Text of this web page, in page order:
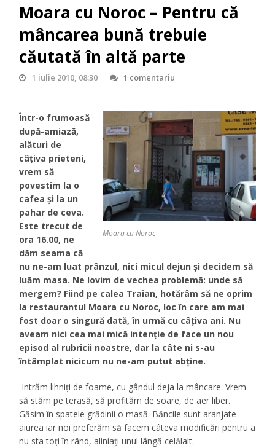
Moara cu Noroc – Pentru că
mâncarea bună trebuie
căutată în altă parte
1 iulie 2010, 08:30 1 comentariu
Moara cu Noroc
Într-o frumoasă
după-amiază,
alături de
câțiva prieteni,
vrem să
povestim la o
cafea și la un
pahar de ceva.
Este trecut de
ora 16.00, ne
dăm seama că
nu ne-am luat prânzul, nici micul dejun și decidem să
luăm masa. Ne lovim de vechea problemă: unde să
mergem? Fiind pe calea Traian, hotărâm să ne oprim
la restaurantul Moara cu Noroc, loc în care am mai
fost doar o singură dată, în urmă cu câțiva ani. Nu
aveam nici cea mai mică intenţie de face un nou
episod al rubricii noastre, dar la câte ni s-au
întâmplat nicicum nu ne-am putut abţine.
Intrăm lihniţi de foame, cu gândul deja la mâncare. Vrem
să stăm pe terasă, să profităm de soare, de aer liber.
Găsim în spatele grădinii o masă. Băncile sunt aranjate
aiurea iar noi preferăm să facem câteva modificări pentru a
nu sta toţi în rând, aliniaţi unul lângă celălalt.